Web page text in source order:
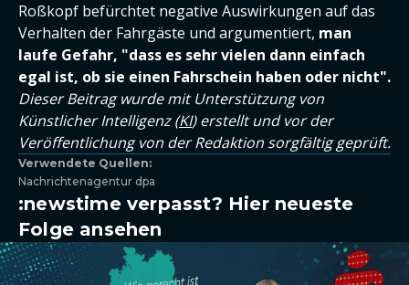
Roßkopf befürchtet negative Auswirkungen auf das
Verhalten der Fahrgäste und argumentiert, man
laufe Gefahr, "dass es sehr vielen dann einfach
egal ist, ob sie einen Fahrschein haben oder nicht".
Dieser Beitrag wurde mit Unterstützung von
Künstlicher Intelligenz (KI) erstellt und vor der
Veröffentlichung von der Redaktion sorgfältig geprüft.
Verwendete Quellen:
Nachrichtenagentur dpa
:newstime verpasst? Hier neueste
Folge ansehen